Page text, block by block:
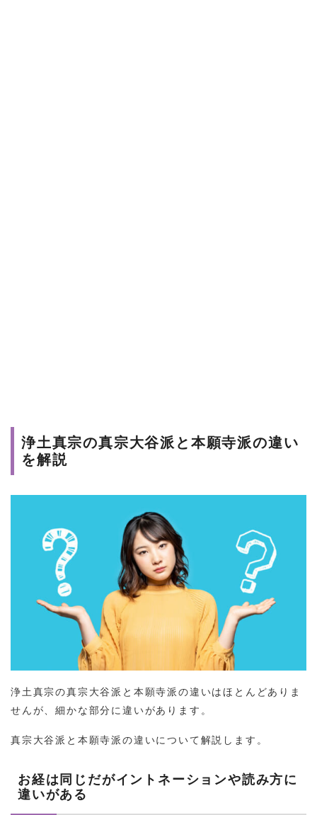
浄土真宗の真宗大谷派と本願寺派の違い
を解説
浄土真宗の真宗大谷派と本願寺派の違いはほとんどありま
せんが、細かな部分に違いがあります。
真宗大谷派と本願寺派の違いについて解説します。
お経は同じだがイントネーションや読み方に
違いがある